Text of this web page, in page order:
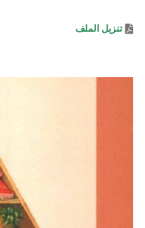
تنزيل الملف